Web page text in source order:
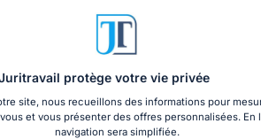
COORDONNÉES
protège votre vie privée
site, nous recueillons des informations pour
et vous présenter des offres personnalisées. En
navigation sera simplifiée.